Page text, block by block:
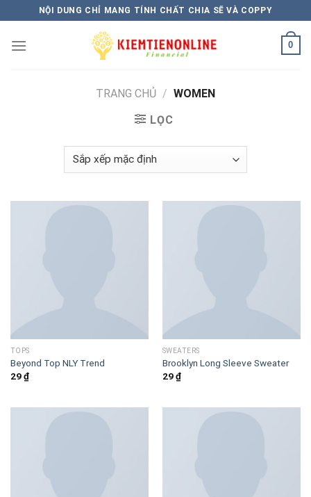
to
content
NỘI DUNG CHỈ MANG TÍNH CHẤT CHIA SẼ VÀ COPPY
0
TRANG CHỦ / WOMEN
LỌC
TOPS
Beyond Top NLY Trend
29₫
SWEATERS
Brooklyn Long Sleeve Sweater
29₫